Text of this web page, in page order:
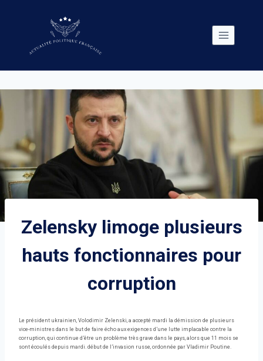
Zelensky limoge plusieurs
hauts fonctionnaires pour
corruption
Le président ukrainien, Volodimir Zelenski, a accepté mardi la démission de plusieurs
vice-ministres dans le but de faire écho aux exigences d’une lutte implacable contre la
corruption, qui continue d’être un problème très grave dans le pays, alors que 11 mois se
sont écoulés depuis mardi. début de l’invasion russe, ordonnée par Vladimir Poutine.